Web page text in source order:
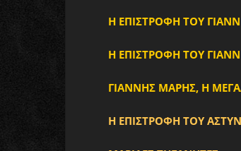
Η ΕΠΙΣΤΡΟΦΗ ΤΟΥ
Η ΕΠΙΣΤΡΟΦΗ ΤΟΥ
ΓΙΑΝΝΗΣ ΜΑΡΗΣ, Η
Η ΕΠΙΣΤΡΟΦΗ ΤΟΥ